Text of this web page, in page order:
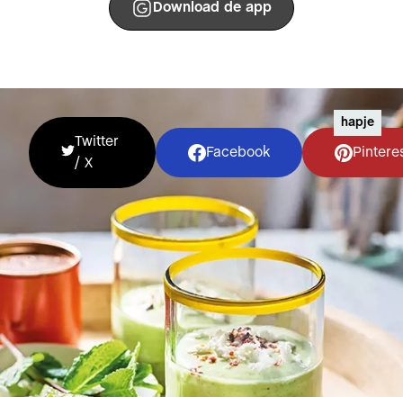
Download de app
Twitter
/ X
Facebook
hapje